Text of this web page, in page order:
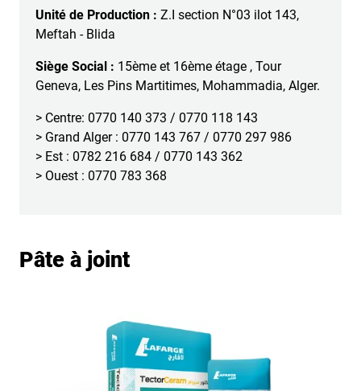
Unité de Production : Z.I section N°03 ilot 143,
Meftah - Blida
Siège Social : 15ème et 16ème étage , Tour
Geneva, Les Pins Martitimes, Mohammadia, Alger.
> Centre: 0770 140 373 / 0770 118 143
> Grand Alger : 0770 143 767 / 0770 297 986
> Est : 0782 216 684 / 0770 143 362
> Ouest : 0770 783 368
Pâte à joint